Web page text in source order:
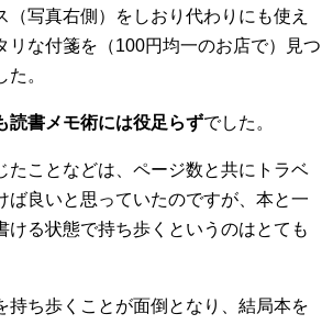
（写真右側）をしおり代わりにも使え
リな付箋を（100円均一のお店で）見つ
。
読書メモ術には役足らずでした。
たことなどは、ページ数と共にトラベ
ば良いと思っていたのですが、本と一
ける状態で持ち歩くというのはとても
持ち歩くことが面倒となり、結局本を